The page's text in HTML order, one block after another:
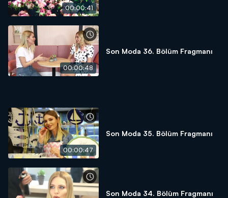
00:00:41
00:00:48
Son Moda 36. Bölüm Fragmanı
00:00:47
Son Moda 35. Bölüm Fragmanı
Son Moda 34. Bölüm Fragmanı